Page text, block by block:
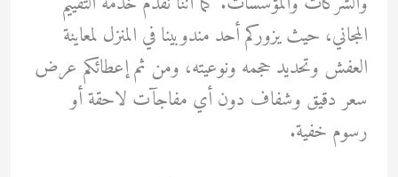
المجاني، حيث يزوركم أحد مندوبينا في المنزل لمعاينة
العفش وتحديد حجمه ونوعيته، ومن ثم إعطائكم عرض
سعر دقيق وشفاف دون أي مفاجآت لاحقة أو
رسوم خفية.